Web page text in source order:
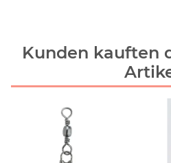
Kunden kauften